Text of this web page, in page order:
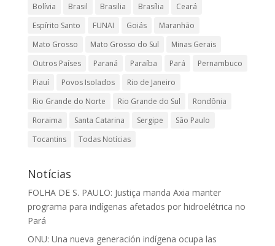
Bolívia
Brasil Brasilia Brasília
Ceará
Espírito Santo
FUNAI Goiás
Maranhão
Mato Grosso
Mato Grosso do Sul
Minas Gerais
Outros Países
Paraná Paraíba Pará
Pernambuco
Piauí
Povos Isolados
Rio de Janeiro
Rio Grande do Norte
Rio Grande do Sul
Rondônia
Roraima
Santa Catarina Sergipe
São Paulo
Tocantins
Todas Notícias
Notícias
FOLHA DE S. PAULO: Justiça manda Axia manter
programa para indígenas afetados por hidroelétrica no
Pará
ONU: Una nueva generación indígena ocupa las